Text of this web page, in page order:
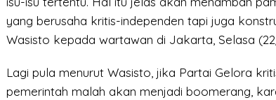
yang berusaha kritis-independen tapi juga
Wasisto kepada wartawan di Jakarta, Selasa
Lagi pula menurut Wasisto, jika Partai Gelora
pemerintah malah akan menjadi boomerang,